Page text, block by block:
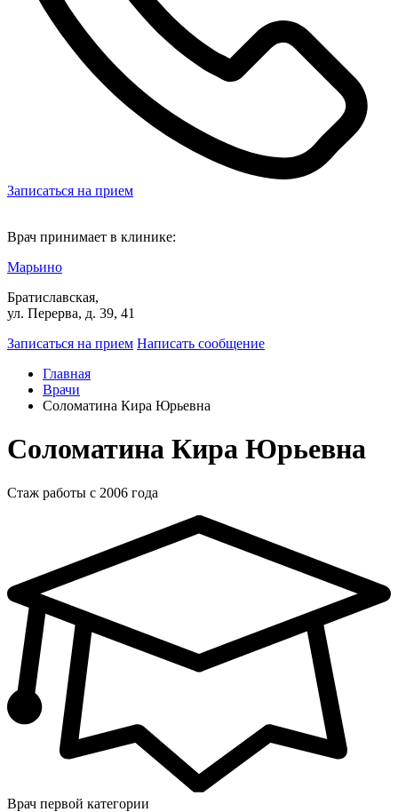
Записаться на прием
Врач принимает в клинике:
Марьино
Братиславская,
ул. Перерва, д. 39, 41
Записаться на прием Написать сообщение
Главная
Врачи
Соломатина Кира Юрьевна
Соломатина Кира Юрьевна
Стаж работы с 2006 года
Врач первой категории